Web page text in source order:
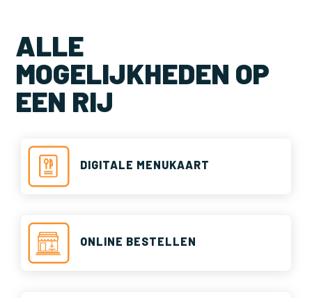
ALLE
MOGELIJKHEDEN OP
EEN RIJ
DIGITALE MENUKAART
ONLINE BESTELLEN